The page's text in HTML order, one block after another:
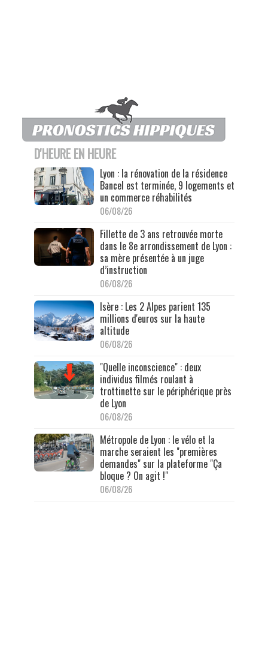
D'HEURE EN HEURE
Lyon : la rénovation de la résidence
Bancel est terminée, 9 logements et
un commerce réhabilités
06/08/26
Fillette de 3 ans retrouvée morte
dans le 8e arrondissement de Lyon :
sa mère présentée à un juge
d’instruction
06/08/26
Isère : Les 2 Alpes parient 135
millions d'euros sur la haute
altitude
06/08/26
"Quelle inconscience" : deux
individus filmés roulant à
trottinette sur le périphérique près
de Lyon
06/08/26
Métropole de Lyon : le vélo et la
marche seraient les "premières
demandes" sur la plateforme "Ça
bloque ? On agit !"
06/08/26